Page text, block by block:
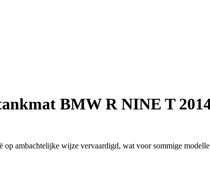
BMW R NINE T
ambachtelijke wijze vervaardigd, wat voor sommige